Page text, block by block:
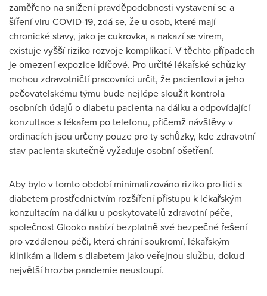
zaměřeno na snížení pravděpodobnosti vystavení se a
šíření viru COVID-19, zdá se, že u osob, které mají
chronické stavy, jako je cukrovka, a nakazí se virem,
existuje vyšší riziko rozvoje komplikací. V těchto případech
je omezení expozice klíčové. Pro určité lékařské schůzky
mohou zdravotničtí pracovníci určit, že pacientovi a jeho
pečovatelskému týmu bude nejlépe sloužit kontrola
osobních údajů o diabetu pacienta na dálku a odpovídající
konzultace s lékařem po telefonu, přičemž návštěvy v
ordinacích jsou určeny pouze pro ty schůzky, kde zdravotní
stav pacienta skutečně vyžaduje osobní ošetření.
Aby bylo v tomto období minimalizováno riziko pro lidi s
diabetem prostřednictvím rozšíření přístupu k lékařským
konzultacím na dálku u poskytovatelů zdravotní péče,
společnost Glooko nabízí bezplatně své bezpečné řešení
pro vzdálenou péči, která chrání soukromí, lékařským
klinikám a lidem s diabetem jako veřejnou službu, dokud
největší hrozba pandemie neustoupí.